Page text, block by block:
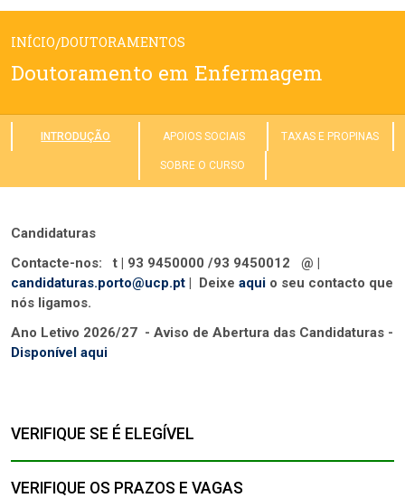
INÍCIO/DOUTORAMENTOS
Doutoramento em Enfermagem
INTRODUÇÃO APOIOS SOCIAIS TAXAS E PROPINAS
SOBRE O CURSO
Candidaturas
Contacte-nos: t | 93 9450000 /93 9450012 @ |
candidaturas.porto@ucp.pt | Deixe aqui o seu contacto que
nós ligamos.
Ano Letivo 2026/27 - Aviso de Abertura das Candidaturas -
Disponível aqui
VERIFIQUE SE É ELEGÍVEL
VERIFIQUE OS PRAZOS E VAGAS